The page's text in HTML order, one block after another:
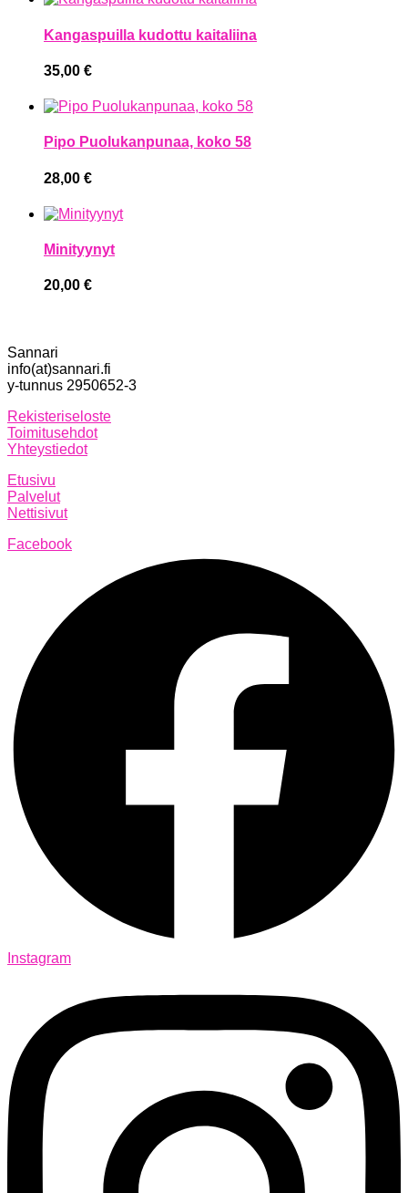
Kangaspuilla kudottu kaitaliina
35,00 €
Pipo Puolukanpunaa, koko 58
28,00 €
Minityynyt
20,00 €
Sannari
info(at)sannari.fi
y-tunnus 2950652-3
Rekisteriseloste
Toimitusehdot
Yhteystiedot
Etusivu
Palvelut
Nettisivut
Facebook
Instagram